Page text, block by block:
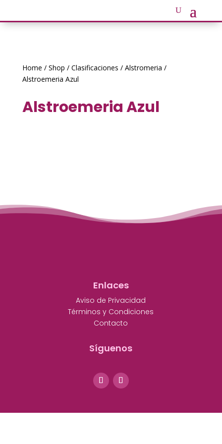
Home / Shop / Clasificaciones / Alstromeria /
Alstroemeria Azul
Alstroemeria Azul
Enlaces
Aviso de Privacidad
Términos y Condiciones
Contacto
Síguenos